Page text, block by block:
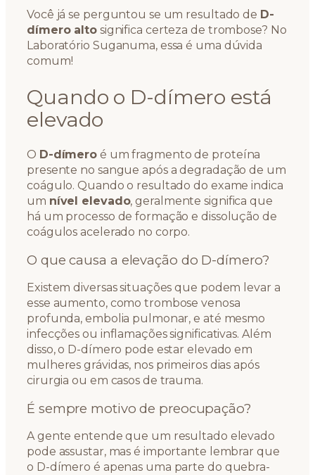
Você já se perguntou se um resultado de D-
dímero altosignifica certeza de trombose? No
Laboratório Suganuma, essa é uma dúvida
comum!
Quando o D-dímero está
elevado
O D-dímero é um fragmento de proteína
presente no sangue após a degradação de um
coágulo. Quando o resultado do exame indica
um nível elevado, geralmente significa que
há um processo de formação e dissolução de
coágulos acelerado no corpo.
O que causa a elevação do D-dímero?
Existem diversas situações que podem levar a
esse aumento, como trombose venosa
profunda, embolia pulmonar, e até mesmo
infecções ou inflamações significativas. Além
disso, o D-dímero pode estar elevado em
mulheres grávidas, nos primeiros dias após
cirurgia ou em casos de trauma.
É sempre motivo de preocupação?
A gente entende que um resultado elevado
pode assustar, mas é importante lembrar que
o D-dímero é apenas uma parte do quebra-